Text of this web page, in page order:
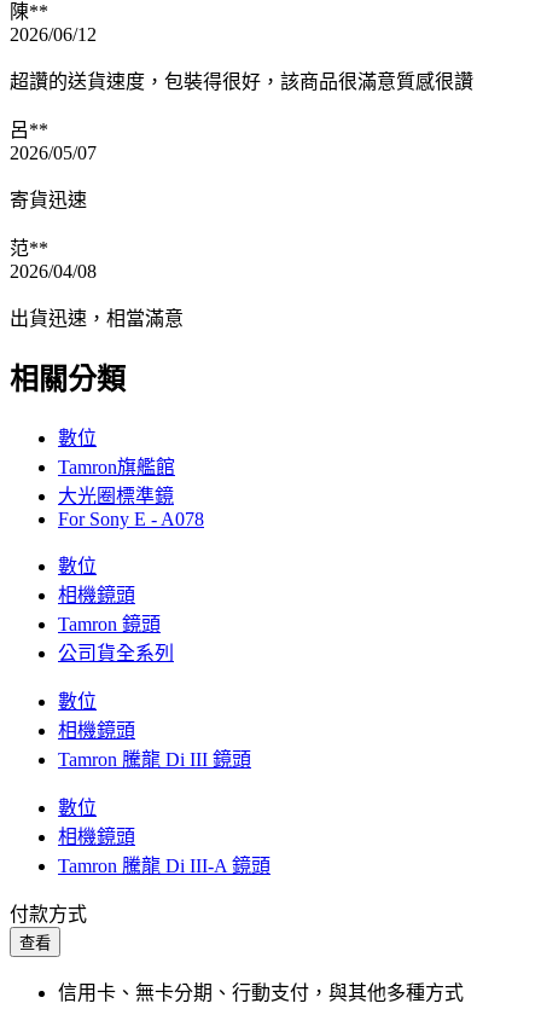
陳**
2026/06/12
超讚的送貨速度，包裝得很好，該商品很滿意質感很讚
呂**
2026/05/07
寄貨迅速
范**
2026/04/08
出貨迅速，相當滿意
相關分類
數位
Tamron旗艦館
大光圈標準鏡
For Sony E - A078
數位
相機鏡頭
Tamron 鏡頭
公司貨全系列
數位
相機鏡頭
Tamron 騰龍 Di III 鏡頭
數位
相機鏡頭
Tamron 騰龍 Di III-A 鏡頭
付款方式
查看
信用卡、無卡分期、行動支付，與其他多種方式